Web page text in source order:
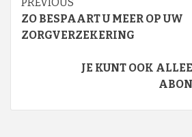
Continue
Reading
ZO BESPAART U MEER OP UW
ZORGVERZEKERING
JE KUNT OOK